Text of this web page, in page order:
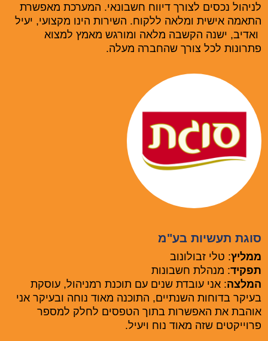
לניהול נכסים לצורך דיווח חשבונאי. המערכת מאפשרת
התאמה אישית ומלאה ללקוח. השירות הינו מקצועי, יעיל
ואדיב, ישנה הקשבה מלאה ומורגש מאמץ למצוא
פתרונות לכל צורך שהחברה מעלה.
סוגת תעשיות בע"מ
ממליץ: טלי זבולונוב
תפקיד: מנהלת חשבונות
המלצה: אני עובדת שנים עם תוכנת רמניהול, עוסקת
בעיקר בדוחות השנתיים, התוכנה מאוד נוחה ובעיקר אני
אוהבת את האפשרות בתוך הטפסים לחלק למספר
פרוייקטים שזה מאוד נוח ויעיל.